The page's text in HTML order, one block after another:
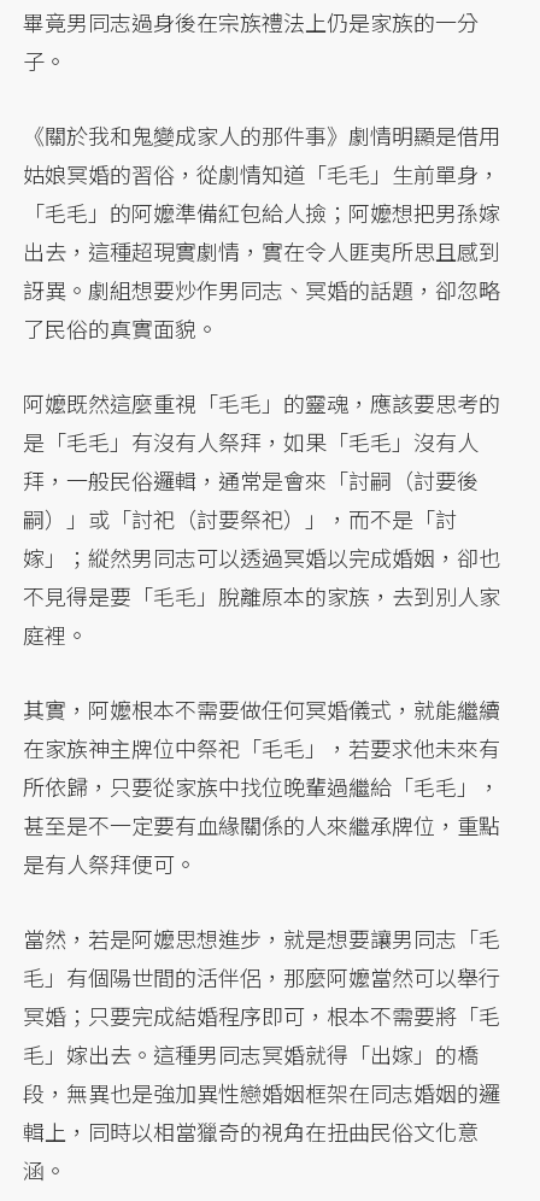
畢竟男同志過身後在宗族禮法上仍是家族的一分
子。
《關於我和鬼變成家人的那件事》劇情明顯是借用
姑娘冥婚的習俗，從劇情知道「毛毛」生前單身，
「毛毛」的阿嬤準備紅包給人撿；阿嬤想把男孫嫁
出去，這種超現實劇情，實在令人匪夷所思且感到
訝異。劇組想要炒作男同志、冥婚的話題，卻忽略
了民俗的真實面貌。
阿嬤既然這麼重視「毛毛」的靈魂，應該要思考的
是「毛毛」有沒有人祭拜，如果「毛毛」沒有人
拜，一般民俗邏輯，通常是會來「討嗣（討要後
嗣）」或「討祀（討要祭祀）」，而不是「討
嫁」；縱然男同志可以透過冥婚以完成婚姻，卻也
不見得是要「毛毛」脫離原本的家族，去到別人家
庭裡。
其實，阿嬤根本不需要做任何冥婚儀式，就能繼續
在家族神主牌位中祭祀「毛毛」，若要求他未來有
所依歸，只要從家族中找位晚輩過繼給「毛毛」，
甚至是不一定要有血緣關係的人來繼承牌位，重點
是有人祭拜便可。
當然，若是阿嬤思想進步，就是想要讓男同志「毛
毛」有個陽世間的活伴侶，那麼阿嬤當然可以舉行
冥婚；只要完成結婚程序即可，根本不需要將「毛
毛」嫁出去。這種男同志冥婚就得「出嫁」的橋
段，無異也是強加異性戀婚姻框架在同志婚姻的邏
輯上，同時以相當獵奇的視角在扭曲民俗文化意
涵。